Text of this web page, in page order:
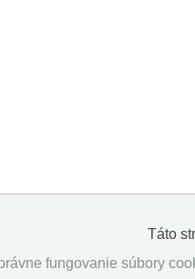
Táto
fungovanie súbory